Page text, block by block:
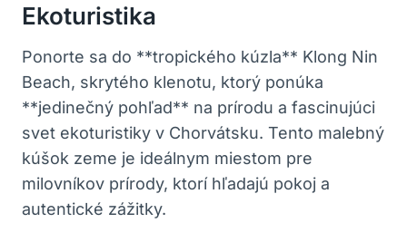
Ekoturistika
Ponorte sa do **tropického kúzla** Klong Nin
Beach, skrytého klenotu, ktorý ponúka
**jedinečný pohľad** na prírodu a fascinujúci
svet ekoturistiky v Chorvátsku. Tento malebný
kúšok zeme je ideálnym miestom pre
milovníkov prírody, ktorí hľadajú pokoj a
autentické zážitky.